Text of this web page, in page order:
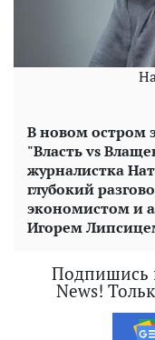
В новом остром
"Власть vs
журналистка
глубокий
экономистом и
Игорем
Подпишись
News!